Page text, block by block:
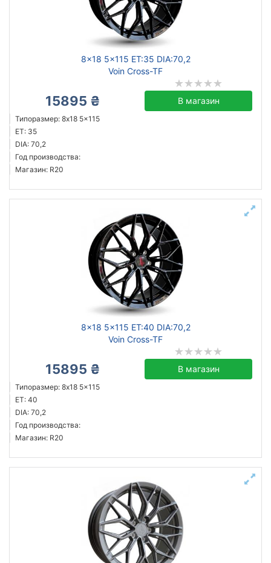
8x18 5x115 ET:35 DIA:70,2
Voin Cross-TF
15895 ₴ В магазин
Типоразмер: 8x18 5x115
ET: 35
DIA: 70,2
Год производства:
Магазин: R20
8x18 5x115 ET:40 DIA:70,2
Voin Cross-TF
15895 ₴ В магазин
Типоразмер: 8x18 5x115
ET: 40
DIA: 70,2
Год производства:
Магазин: R20